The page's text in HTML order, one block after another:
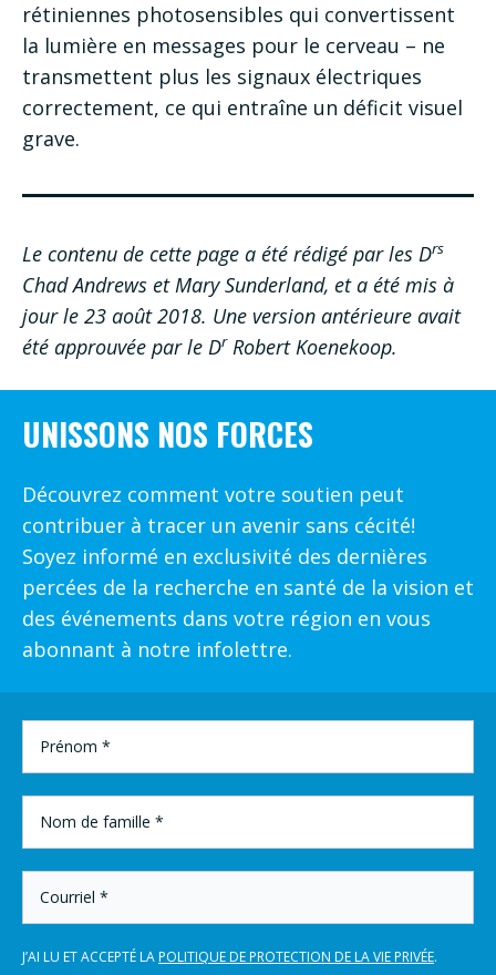
rétiniennes photosensibles qui convertissent
la lumière en messages pour le cerveau – ne
transmettent plus les signaux électriques
correctement, ce qui entraîne un déficit visuel
grave.
Le contenu de cette page a été rédigé par les Drs
Chad Andrews et Mary Sunderland, et a été mis à
jour le 23 août 2018. Une version antérieure avait
été approuvée par le DrRobert Koenekoop.
UNISSONS NOS FORCES
Découvrez comment votre soutien peut
contribuer à tracer un avenir sans cécité!
Soyez informé en exclusivité des dernières
percées de la recherche en santé de la vision et
des événements dans votre région en vous
abonnant à notre infolettre.
DE
FAMILLE
*
J’AI LU ET ACCEPTÉ LA POLITIQUE DE PROTECTION DE LA VIE PRIVÉE.